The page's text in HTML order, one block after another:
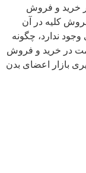
خرید و فروش
کلیه در آن
ندارد، چگونه
در خرید و فروش
بازار اعضای بدن